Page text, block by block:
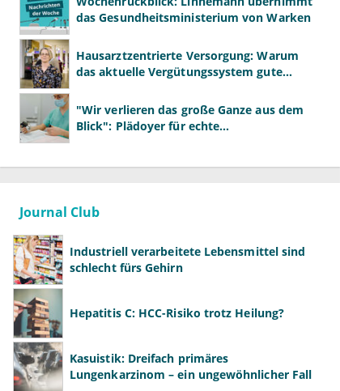
das Gesundheitsministerium von Warken
Hausarztzentrierte Versorgung: Warum
das aktuelle Vergütungssystem gute
"Wir verlieren das große Ganze aus dem
Blick": Plädoyer für echte
Journal Club
Industriell verarbeitete Lebensmittel sind
schlecht fürs Gehirn
Hepatitis C: HCC-Risiko trotz Heilung?
Kasuistik: Dreifach primäres
Lungenkarzinom – ein ungewöhnlicher Fall